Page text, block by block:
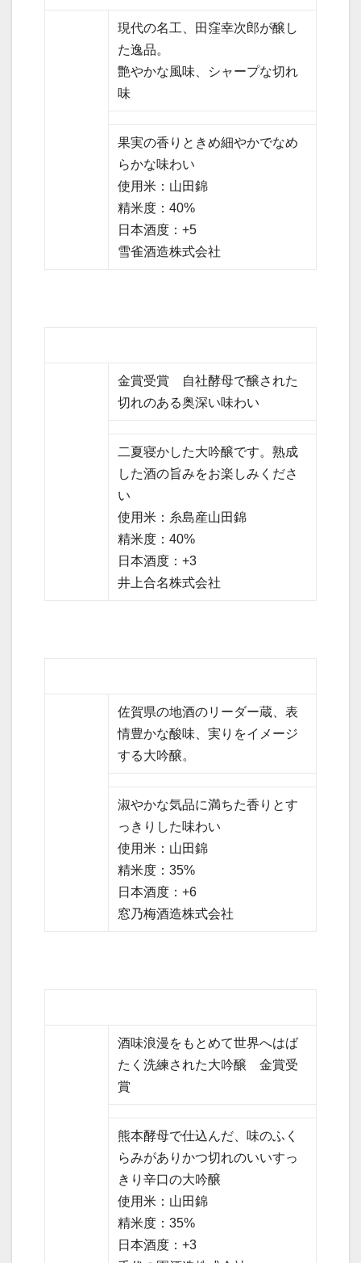
現代の名工、田窪幸次郎が醸し
た逸品。
艶やかな風味、シャープな切れ
味
果実の香りときめ細やかでなめ
らかな味わい
使用米：山田錦
精米度：40%
日本酒度：+5
雪雀酒造株式会社
金賞受賞 自社酵母で醸された
切れのある奥深い味わい
二夏寝かした大吟醸です。熟成
した酒の旨みをお楽しみくださ
い
使用米：糸島産山田錦
精米度：40%
日本酒度：+3
井上合名株式会社
佐賀県の地酒のリーダー蔵、表
情豊かな酸味、実りをイメージ
する大吟醸。
淑やかな気品に満ちた香りとす
っきりした味わい
使用米：山田錦
精米度：35%
日本酒度：+6
窓乃梅酒造株式会社
酒味浪漫をもとめて世界へはば
たく洗練された大吟醸 金賞受
賞
熊本酵母で仕込んだ、味のふく
らみがありかつ切れのいいすっ
きり辛口の大吟醸
使用米：山田錦
精米度：35%
日本酒度：+3